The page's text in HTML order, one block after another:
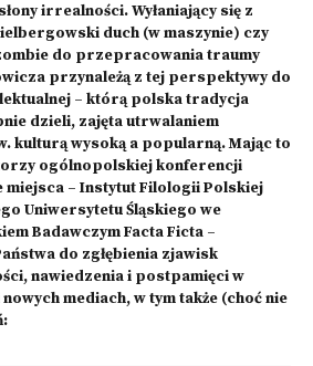
irrealności. Wyłaniający się z
duch (w maszynie) czy
do przepracowania traumy
przynależą z tej perspektywy do
– którą polska tradycja
dzieli, zajęta utrwalaniem
kulturą wysoką a popularną. Mając to
ogólnopolskiej konferencji
miejsca – Instytut Filologii Polskiej
Uniwersytetu Śląskiego we
Badawczym Facta Ficta –
do zgłębienia zjawisk
nawiedzenia i postpamięci w
mediach, w tym także (choć nie